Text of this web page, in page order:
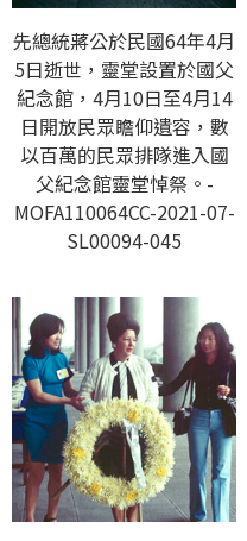
先總統蔣公於民國64年4月
5日逝世，靈堂設置於國父
紀念館，4月10日至4月14
日開放民眾瞻仰遺容，數
以百萬的民眾排隊進入國
父紀念館靈堂悼祭。-
MOFA110064CC-2021-07-
SL00094-045